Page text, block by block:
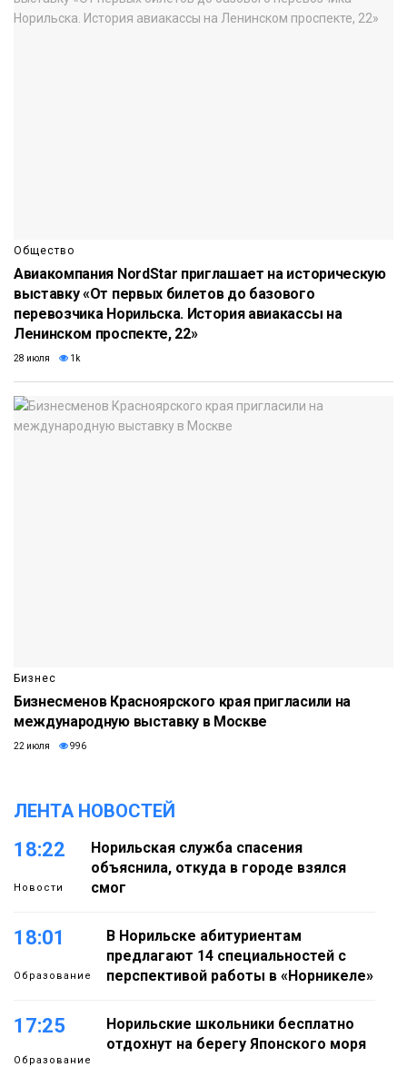
Общество
Авиакомпания NordStar приглашает на историческую
выставку «От первых билетов до базового
перевозчика Норильска. История авиакассы на
Ленинском проспекте, 22»
28 июля 1k
Бизнес
Бизнесменов Красноярского края пригласили на
международную выставку в Москве
22 июля 996
ЛЕНТА НОВОСТЕЙ
18:22
Новости
Норильская служба спасения
объяснила, откуда в городе взялся
смог
18:01
Образование
В Норильске абитуриентам
предлагают 14 специальностей с
перспективой работы в «Норникеле»
17:25
Образование
Норильские школьники бесплатно
отдохнут на берегу Японского моря